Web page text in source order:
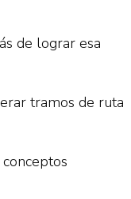
de lograr esa
tramos de ruta